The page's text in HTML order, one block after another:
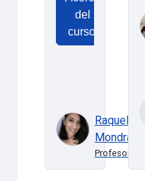
del
curso:
Raquel
Mondragón
Profesor